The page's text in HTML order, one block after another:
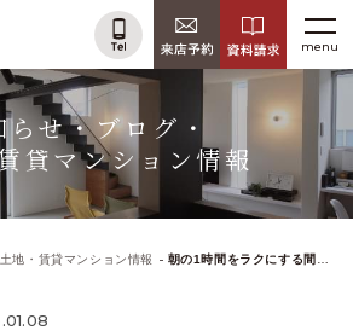
menu
らせ・ブログ・
貸マンション情報
地・賃貸マンション情報 朝の1時間をラクにする間取りに必要なこと｜京都北部・舞鶴の家づくり